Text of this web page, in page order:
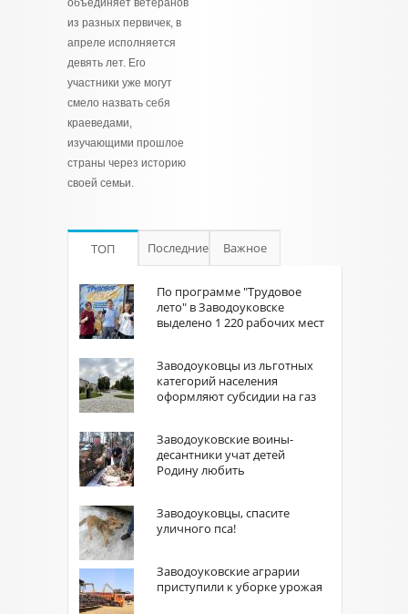
объединяет ветеранов
из разных первичек, в
апреле исполняется
девять лет. Его
участники уже могут
смело назвать себя
краеведами,
изучающими прошлое
страны через историю
своей семьи.
ТОП Последние Важное
По программе "Трудовое
лето" в Заводоуковске
выделено 1 220 рабочих мест
Заводоуковцы из льготных
категорий населения
оформляют субсидии на газ
Заводоуковские воины-
десантники учат детей
Родину любить
Заводоуковцы, спасите
уличного пса!
Заводоуковские аграрии
приступили к уборке урожая